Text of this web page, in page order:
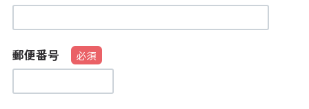
郵便番号